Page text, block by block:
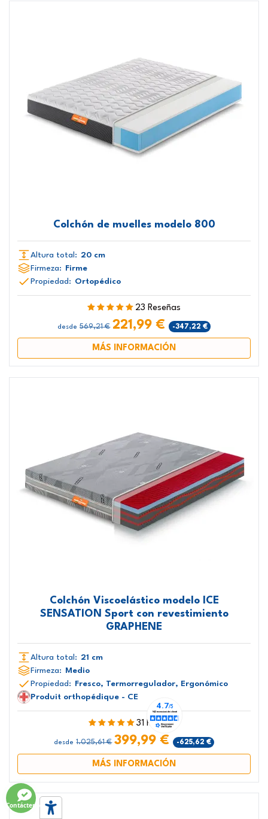
Colchón de muelles modelo 800
Altura total: 20 cm
Firmeza: Firme
Propiedad: Ortopédico
23 Reseñas
desde 569,21 € 221,99 € -347,22 €
MÁS INFORMACIÓN
Colchón Viscoelástico modelo ICE
SENSATION Sport con revestimiento
GRAPHENE
Altura total: 21 cm
Firmeza:
Medio
Propiedad:
Fresco, Termorregulador, Ergonómico
Produit orthopédique - CE
31 Reseñas
desde 1.025,61 € 399,99 € -625,62 €
MÁS INFORMACIÓN
Contáctenos